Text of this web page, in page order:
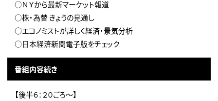
○ＮＹから最新マーケット報道
○株・為替 きょうの見通し
○エコノミストが詳しく経済・景気分析
○日本経済新聞電子版をチェック
番組内容続き
【後半６：２０ごろ～】